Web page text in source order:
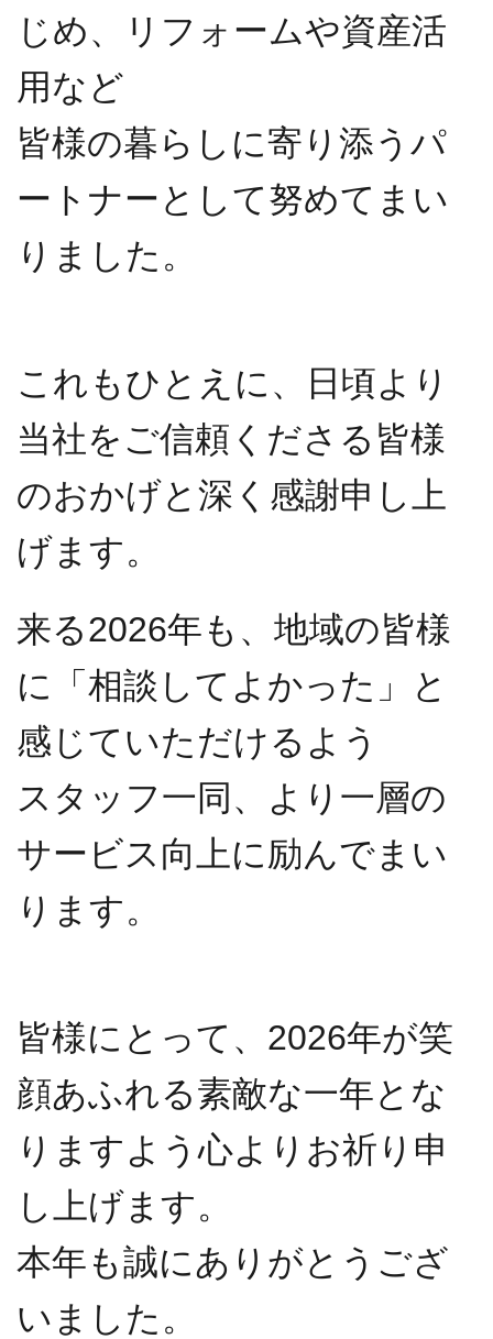
じめ、リフォームや資産活
用など
皆様の暮らしに寄り添うパ
ートナーとして努めてまい
りました。
これもひとえに、日頃より
当社をご信頼くださる皆様
のおかげと深く感謝申し上
げます。
来る2026年も、地域の皆様
に「相談してよかった」と
感じていただけるよう
スタッフ一同、より一層の
サービス向上に励んでまい
ります。
皆様にとって、2026年が笑
顔あふれる素敵な一年とな
りますよう心よりお祈り申
し上げます。
本年も誠にありがとうござ
いました。